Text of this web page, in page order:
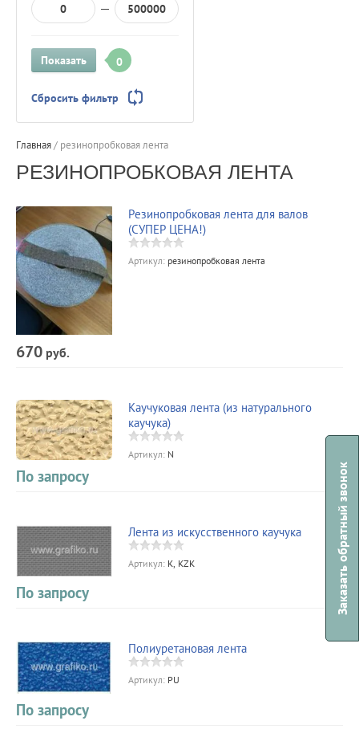
Заказать обратный звонок
Показать 0
Сбросить фильтр
Главная/ резинопробковая лента
РЕЗИНОПРОБКОВАЯ ЛЕНТА
Pезинопробковая лента для валов
(СУПЕР ЦЕНА!)
Артикул: резинопробковая лента
670 руб.
Каучуковая лента (из натурального
каучука)
Артикул: N
По запросу
Лента из искусственного каучука
Артикул: K, KZK
По запросу
Полиуретановая лента
Артикул: PU
По запросу